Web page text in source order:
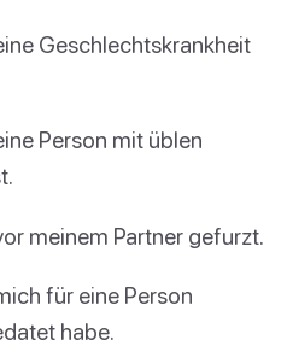
Geschlechtskrankheit
Person mit üblen
meinem Partner gefurzt.
für eine Person
habe.